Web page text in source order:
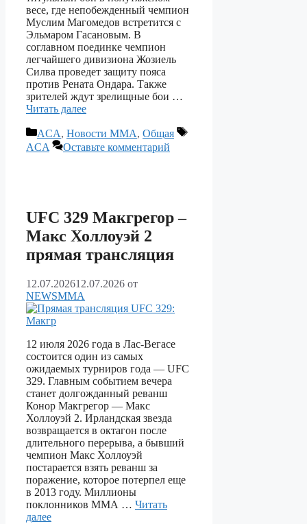
весе, где непобежденный чемпион
Муслим Магомедов встретится с
Эльмаром Гасановым. В
соглавном поединке чемпион
легчайшего дивизиона Жозиель
Силва проведет защиту пояса
против Рената Ондара. Также
зрителей ждут зрелищные бои …
Читать далее
Рубрики
ACA, Новости ММА, Общая
Метки
ACA
Оставьте комментарий
UFC 329 Макгрегор –
Макс Холлоуэй 2
прямая трансляция
12.07.202612.07.2026 от
NEWSMMA
12 июля 2026 года в Лас-Вегасе
состоится один из самых
ожидаемых турниров года — UFC
329. Главным событием вечера
станет долгожданный реванш
Конор Макгрегор — Макс
Холлоуэй 2. Ирландская звезда
возвращается в октагон после
длительного перерыва, а бывший
чемпион Макс Холлоуэй
постарается взять реванш за
поражение, которое потерпел еще
в 2013 году. Миллионы
поклонников ММА … Читать
далее